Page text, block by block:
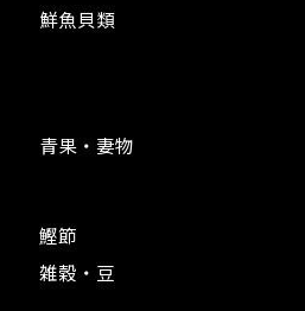
鮮魚貝類
青果・妻物
鰹節
雑穀・豆